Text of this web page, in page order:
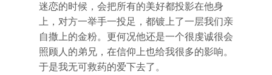
迷恋的时候，会把所有的美好都投影在他身
上，对方一举手一投足，都镀上了一层我们亲
自撒上的金粉。更何况他还是一个很虔诚很会
照顾人的弟兄，在信仰上也给我很多的影响。
于是我无可救药的爱下去了。